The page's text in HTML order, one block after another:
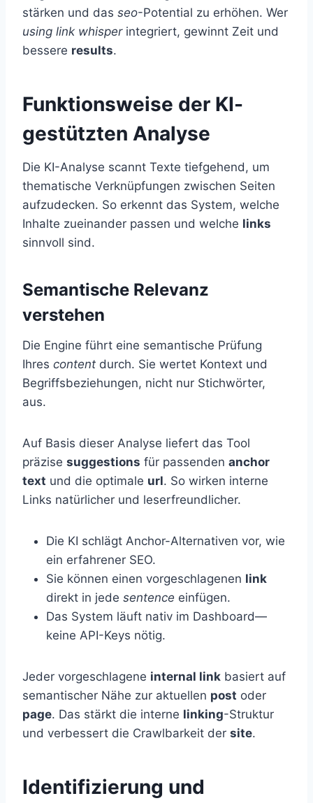
stärken und das seo-Potential zu erhöhen. Wer
using link whisperintegriert, gewinnt Zeit und
bessere results.
Funktionsweise der KI-
gestützten Analyse
Die KI-Analyse scannt Texte tiefgehend, um
thematische Verknüpfungen zwischen Seiten
aufzudecken. So erkennt das System, welche
Inhalte zueinander passen und welche links
sinnvoll sind.
Semantische Relevanz
verstehen
Die Engine führt eine semantische Prüfung
Ihres content durch. Sie wertet Kontext und
Begriffsbeziehungen, nicht nur Stichwörter,
aus.
Auf Basis dieser Analyse liefert das Tool
präzise suggestions für passenden anchor
text und die optimale url. So wirken interne
Links natürlicher und leserfreundlicher.
Die KI schlägt Anchor-Alternativen vor, wie
ein erfahrener SEO.
Sie können einen vorgeschlagenen link
direkt in jede sentence einfügen.
Das System läuft nativ im Dashboard—
keine API-Keys nötig.
Jeder vorgeschlagene internal link basiert auf
semantischer Nähe zur aktuellen post oder
page. Das stärkt die interne linking-Struktur
und verbessert die Crawlbarkeit der site.
Identifizierung und